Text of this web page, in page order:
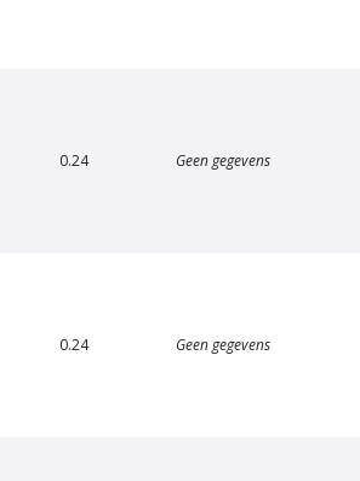
0.24 Geen gegevens
0.24 Geen gegevens